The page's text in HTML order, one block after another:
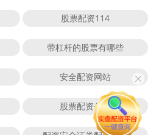
股票配资114
带杠杆的股票有哪些
安全配资网站
股票配资公司